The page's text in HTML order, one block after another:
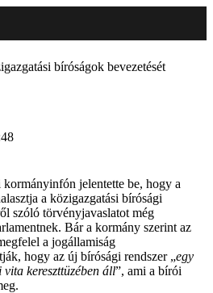
bíróságok bevezetését
jelentette be, hogy a
a közigazgatási bírósági
szóló törvényjavaslatot még
Bár a kormány szerint az
a jogállamiság
hogy az új bírósági rendszer „egy
kereszttüzében áll”, ami a bírói